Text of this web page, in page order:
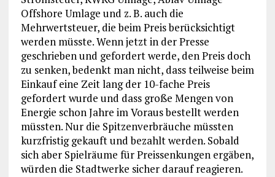
Offshore Umlage und z. B. auch die
Mehrwertsteuer, die beim Preis berücksichtigt
werden müsste. Wenn jetzt in der Presse
geschrieben und gefordert werde, den Preis doch
zu senken, bedenkt man nicht, dass teilweise beim
Einkauf eine Zeit lang der 10-fache Preis
gefordert wurde und dass große Mengen von
Energie schon Jahre im Voraus bestellt werden
müssten. Nur die Spitzenverbräuche müssten
kurzfristig gekauft und bezahlt werden. Sobald
sich aber Spielräume für Preissenkungen ergäben,
würden die Stadtwerke sicher darauf reagieren.